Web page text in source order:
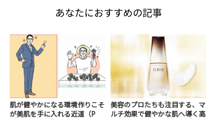
あなたにおすすめの記事
肌が健やかになる環境作りこそ
が美肌を手に入れる近道（P
美容のプロたちも注目する、マ
ルチ効果で健やかな肌へ導く高